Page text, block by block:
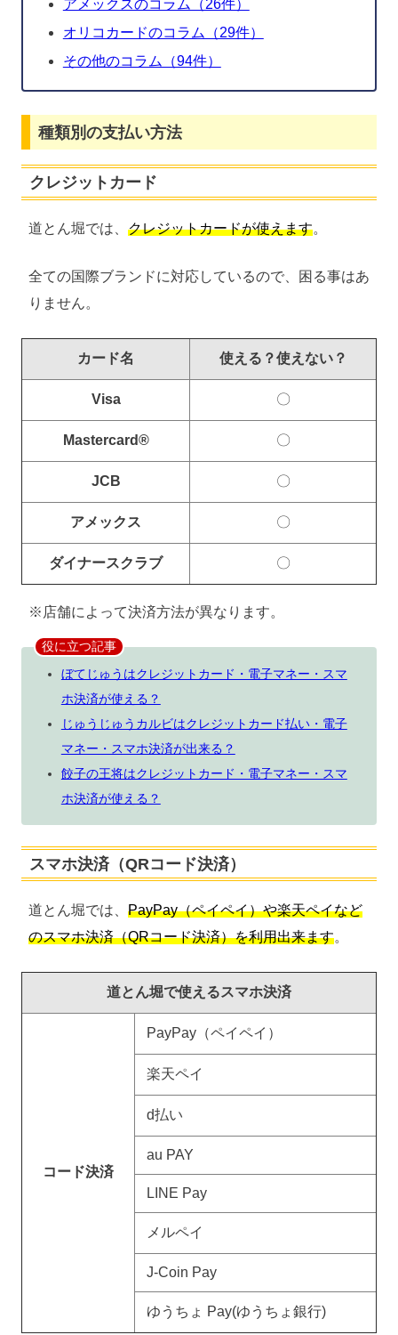
アメックスのコラム（26件）
オリコカードのコラム（29件）
その他のコラム（94件）
種類別の支払い方法
クレジットカード
道とん堀では、 クレジットカードが使えます。
全ての国際ブランドに対応しているので、困る事はあ
りません。
カード名 使える？使えない？
Visa 〇
Mastercard® 〇
JCB 〇
アメックス 〇
ダイナースクラブ 〇
※店舗によって決済方法が異なります。
役に立つ記事
ぼてじゅうはクレジットカード・電子マネー・スマ
ホ決済が使える？
じゅうじゅうカルビはクレジットカード払い・電子
マネー・スマホ決済が出来る？
餃子の王将はクレジットカード・電子マネー・スマ
ホ決済が使える？
スマホ決済（QRコード決済）
道とん堀では、 PayPay（ペイペイ）や楽天ペイなど
のスマホ決済（QRコード決済）を利用出来ます。
道とん堀で使えるスマホ決済
コード決済
PayPay（ペイペイ）
楽天ペイ
d払い
au PAY
LINE Pay
メルペイ
J-Coin Pay
ゆうちょ Pay(ゆうちょ銀行)